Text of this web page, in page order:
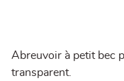
Abreuvoir à petit bec
transparent.